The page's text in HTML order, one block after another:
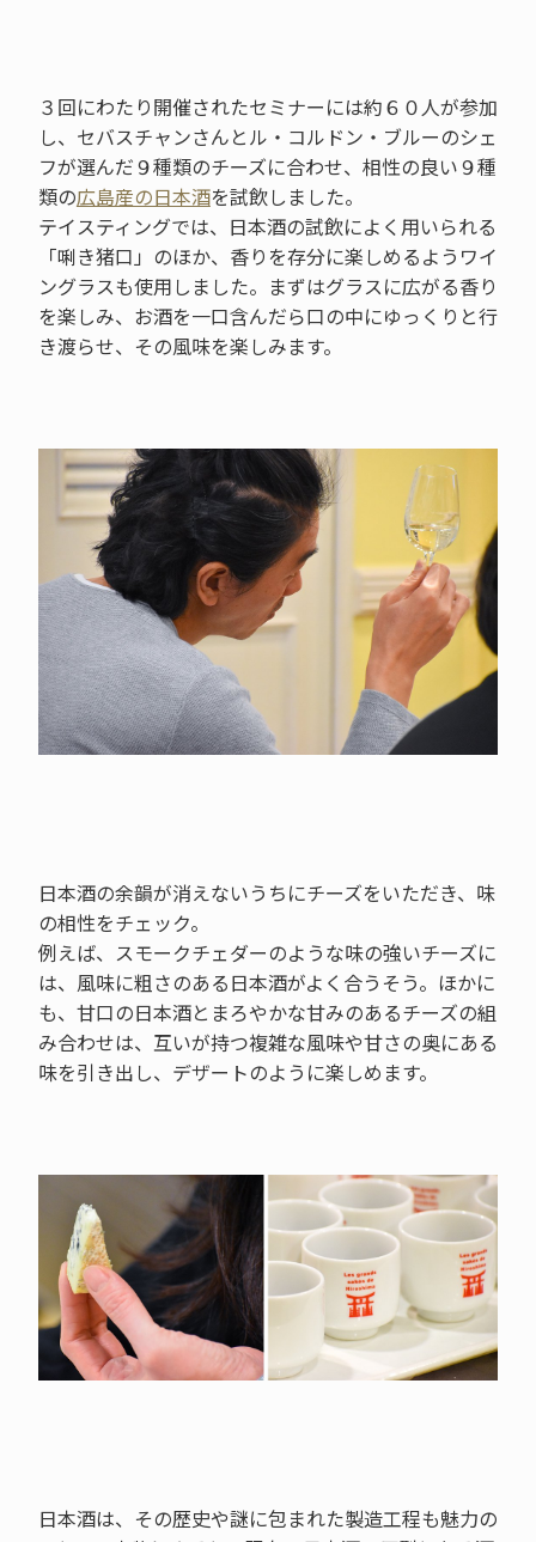
３回にわたり開催されたセミナーには約６０人が参加
し、セバスチャンさんとル・コルドン・ブルーのシェ
フが選んだ９種類のチーズに合わせ、相性の良い９種
類の広島産の日本酒を試飲しました。
テイスティングでは、日本酒の試飲によく用いられる
「唎き猪口」のほか、香りを存分に楽しめるようワイ
ングラスも使用しました。まずはグラスに広がる香り
を楽しみ、お酒を一口含んだら口の中にゆっくりと行
き渡らせ、その風味を楽しみます。
日本酒の余韻が消えないうちにチーズをいただき、味
の相性をチェック。
例えば、スモークチェダーのような味の強いチーズに
は、風味に粗さのある日本酒がよく合うそう。ほかに
も、甘口の日本酒とまろやかな甘みのあるチーズの組
み合わせは、互いが持つ複雑な風味や甘さの奥にある
味を引き出し、デザートのように楽しめます。
日本酒は、その歴史や謎に包まれた製造工程も魅力の